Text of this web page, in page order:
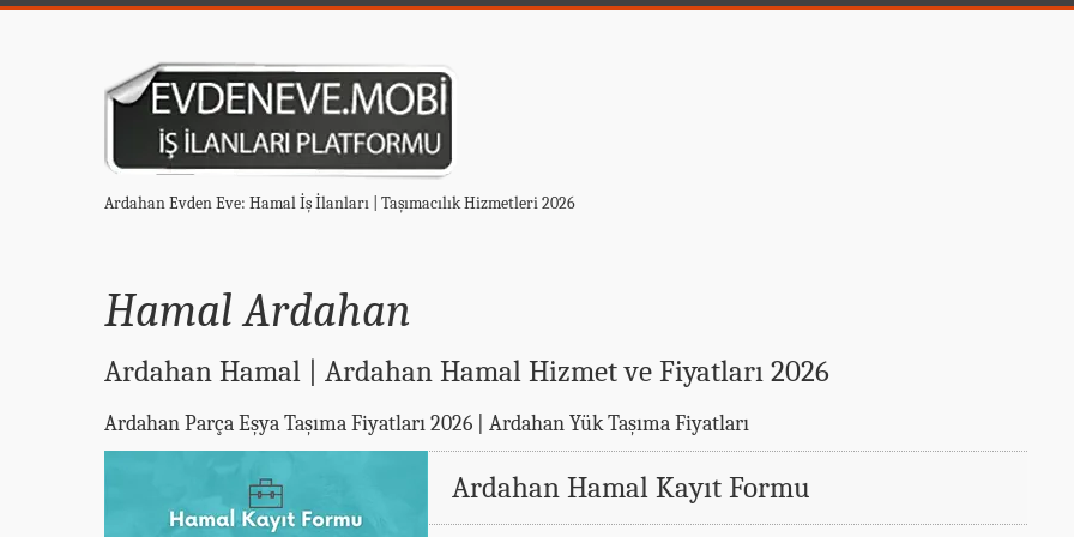
Ardahan Evden Eve: Hamal İş İlanları | Taşımacılık Hizmetleri 2026
Hamal Ardahan
Ardahan Hamal | Ardahan Hamal Hizmet ve Fiyatları 2026
Ardahan Parça Eşya Taşıma Fiyatları 2026 | Ardahan Yük Taşıma Fiyatları
Ardahan Hamal Kayıt Formu